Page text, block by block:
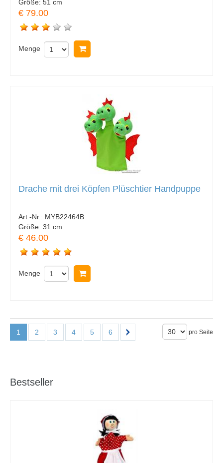
Größe: 51 cm
€ 79.00
Menge
Drache mit drei Köpfen Plüschtier Handpuppe
Art.-Nr.: MYB22464B
Größe: 31 cm
€ 46.00
Menge
1 2 3 4 5 6 pro Seite
Bestseller